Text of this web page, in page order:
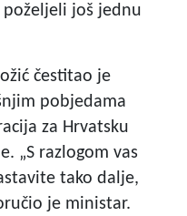
poželjeli još jednu
čestitao je
pobjedama
za Hrvatsku
„S razlogom vas
tako dalje,
je ministar.